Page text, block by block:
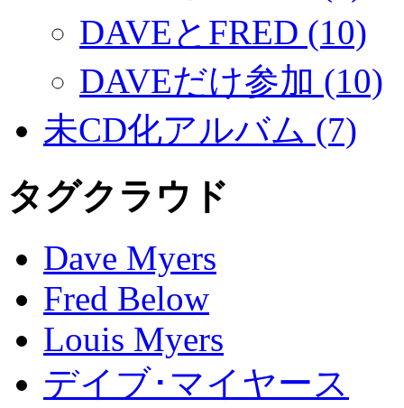
DAVEとFRED (10)
DAVEだけ参加 (10)
未CD化アルバム (7)
タグクラウド
Dave Myers
Fred Below
Louis Myers
デイブ･マイヤース